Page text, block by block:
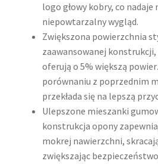
logo głowy kobry, co
niepowtarzalny wygląd.
Zwiększona powierzchnia
zaawansowanej
oferują o 5% większą
porównaniu z poprzednim
przekłada się na lepszą
Ulepszone mieszanki
konstrukcja opony
mokrej nawierzchni,
zwiększając